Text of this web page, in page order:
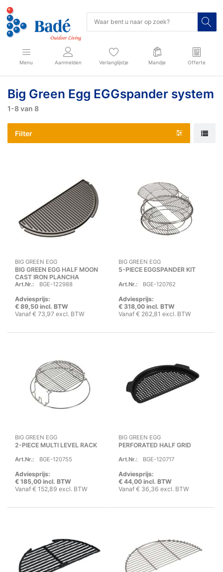
Menu Aanmelden Verlanglijstje Mandje Offerte
Big Green Egg EGGspander system
1-8van 8
Filter
BIG GREEN EGG
BIG GREEN EGG HALF MOON
CAST IRON PLANCHA
GRIDDLE
Art.Nr.: BGE-122988
Adviesprijs:
€ 89,50 incl. BTW
Vanaf € 73,97 excl. BTW
BIG GREEN EGG
5-PIECE EGGSPANDER KIT
Art.Nr.: BGE-120762
Adviesprijs:
€ 318,00 incl. BTW
Vanaf € 262,81 excl. BTW
BIG GREEN EGG
2-PIECE MULTI LEVEL RACK
Art.Nr.: BGE-120755
Adviesprijs:
€ 185,00 incl. BTW
Vanaf € 152,89 excl. BTW
BIG GREEN EGG
PERFORATED HALF GRID
Art.Nr.: BGE-120717
Adviesprijs:
€ 44,00 incl. BTW
Vanaf € 36,36 excl. BTW